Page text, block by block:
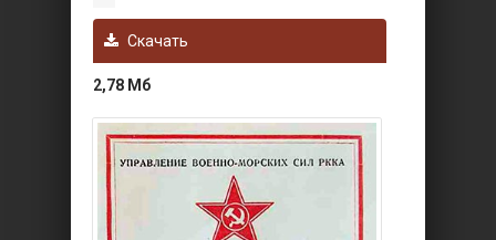
Скачать
2,78 Мб